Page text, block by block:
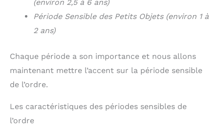
(environ 2,5 à 6 ans)
Période Sensible des Petits Objets (environ 1 à
2 ans)
Chaque période a son importance et nous allons
maintenant mettre l’accent sur la période sensible
de l’ordre.
Les caractéristiques des périodes sensibles de
l’ordre